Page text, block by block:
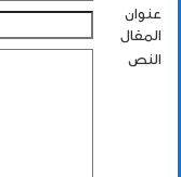
عنوان
المقال
النص